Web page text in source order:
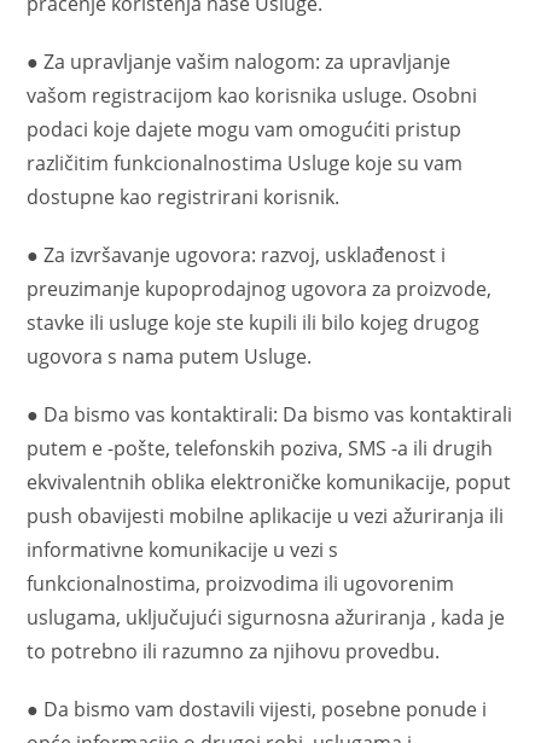
● Za upravljanje vašim nalogom: za upravljanje
vašom registracijom kao korisnika usluge. Osobni
podaci koje dajete mogu vam omogućiti pristup
različitim funkcionalnostima Usluge koje su vam
dostupne kao registrirani korisnik.
● Za izvršavanje ugovora: razvoj, usklađenost i
preuzimanje kupoprodajnog ugovora za proizvode,
stavke ili usluge koje ste kupili ili bilo kojeg drugog
ugovora s nama putem Usluge.
● Da bismo vas kontaktirali: Da bismo vas kontaktirali
putem e -pošte, telefonskih poziva, SMS -a ili drugih
ekvivalentnih oblika elektroničke komunikacije, poput
push obavijesti mobilne aplikacije u vezi ažuriranja ili
informativne komunikacije u vezi s
funkcionalnostima, proizvodima ili ugovorenim
uslugama, uključujući sigurnosna ažuriranja , kada je
to potrebno ili razumno za njihovu provedbu.
● Da bismo vam dostavili vijesti, posebne ponude i